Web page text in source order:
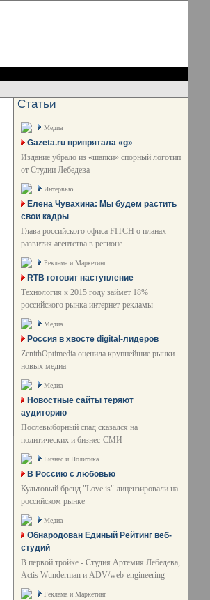
Статьи
Медиа
Gazeta.ru припрятала «g»
Издание убрало из «шапки» спорный логотип
от Студии Лебедева
Интервью
Елена Чувахина: Мы будем растить
свои кадры
Глава российского офиса FITCH о планах
развития агентства в регионе
Реклама и Маркетинг
RTB готовит наступление
Технология к 2015 году займет 18%
российского рынка интернет-рекламы
Медиа
Россия в хвосте digital-лидеров
ZenithOptimedia оценила крупнейшие рынки
новых медиа
Медиа
Новостные сайты теряют
аудиторию
Послевыборный спад сказался на
политических и бизнес-СМИ
Бизнес и Политика
В Россию с любовью
Культовый бренд "Love is" лицензировали на
российском рынке
Медиа
Обнародован Единый Рейтинг веб-
студий
В первой тройке - Студия Артемия Лебедева,
Actis Wunderman и ADV/web-engineering
Реклама и Маркетинг